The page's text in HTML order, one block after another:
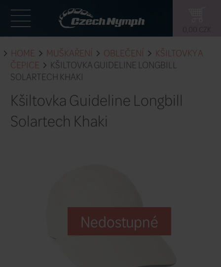
HOME MUŠKAŘENÍ
ČEPICE
KŠILTOVKA GUIDELINE
SOLARTECH KHAKI